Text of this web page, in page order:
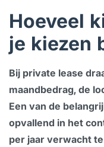
Hoeveel
je kiezen
Bij private lease
maandbedrag, de
Een van de
opvallend in het
per jaar verwacht